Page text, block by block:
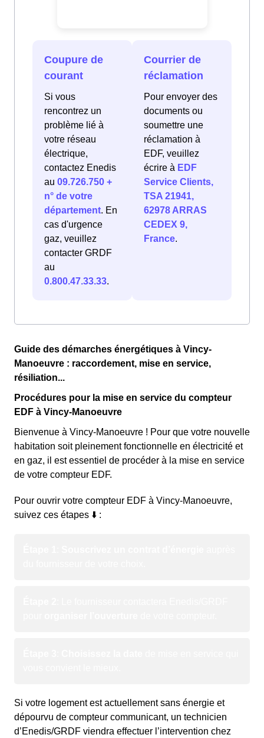
Coupure de
courant
Si vous
rencontrez un
problème lié à
votre réseau
électrique,
contactez Enedis
au 09.726.750 +
n° de votre
département. En
cas d'urgence
gaz, veuillez
contacter GRDF
au
0.800.47.33.33.
Courrier de
réclamation
Pour envoyer des
documents ou
soumettre une
réclamation à
EDF, veuillez
écrire à EDF
Service Clients,
TSA 21941,
62978 ARRAS
CEDEX 9,
France.
Guide des démarches énergétiques à Vincy-
Manoeuvre : raccordement, mise en service,
résiliation...
Procédures pour la mise en service du compteur
EDF à Vincy-Manoeuvre
Bienvenue à Vincy-Manoeuvre ! Pour que votre nouvelle
habitation soit pleinement fonctionnelle en électricité et
en gaz, il est essentiel de procéder à la mise en service
de votre compteur EDF.
Pour ouvrir votre compteur EDF à Vincy-Manoeuvre,
suivez ces étapes ⬇️ :
Si votre logement est actuellement sans énergie et
dépourvu de compteur communicant, un technicien
d’Enedis/GRDF viendra effectuer l’intervention chez